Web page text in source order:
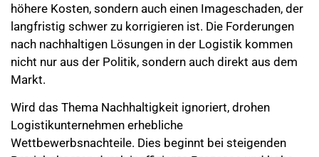
höhere Kosten, sondern auch einen Imageschaden, der
langfristig schwer zu korrigieren ist. Die Forderungen
nach nachhaltigen Lösungen in der Logistik kommen
nicht nur aus der Politik, sondern auch direkt aus dem
Markt.
Wird das Thema Nachhaltigkeit ignoriert, drohen
Logistikunternehmen erhebliche
Wettbewerbsnachteile. Dies beginnt bei steigenden